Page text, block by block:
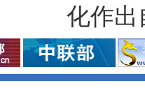
化作出